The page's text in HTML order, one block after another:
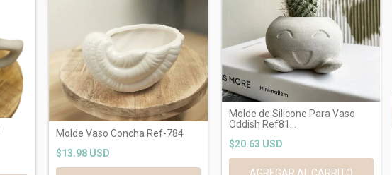
Molde Vaso Concha Ref-784
$13.98 USD
Molde de Silicone Para Vaso
Oddish Ref81...
$20.63 USD